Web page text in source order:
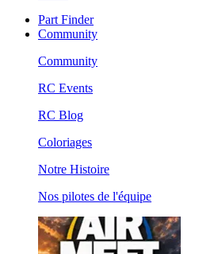
Part Finder
Community
Community
RC Events
RC Blog
Coloriages
Notre Histoire
Nos pilotes de l'équipe